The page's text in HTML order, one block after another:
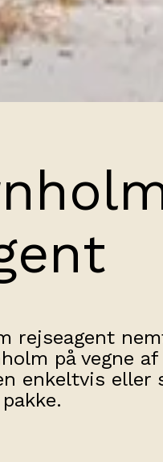
rejseagent
på vegne
enkeltvis
pakke.